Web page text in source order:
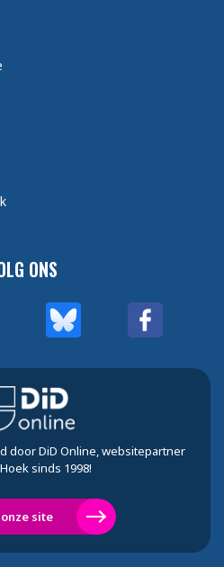
ONS
door DiD Online, websitepartner
sinds 1998!
site